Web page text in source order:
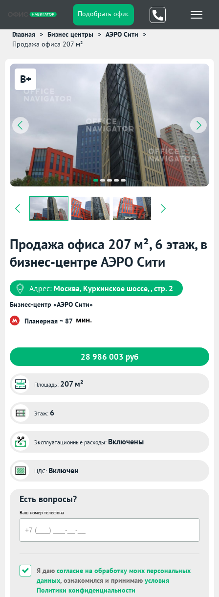
Подобрать офис
Главная Бизнес центры
АЭРО Сити
Продажа офиса 207 м²
B+
Продажа офиса 207 м², 6 этаж, в
бизнес-центре АЭРО Сити
Адрес: Москва, Куркинское шоссе, , стр. 2
Бизнес-центр «АЭРО Сити»
Планерная ~ 87
28 986 003 руб
Площадь: 207 м²
Этаж: 6
Эксплуатационные расходы: Включены
НДС: Включен
Есть вопросы?
Ваш номер телефона
Я даю согласие на обработку моих персональных
данных, ознакомился и принимаю условия
Политики конфиденциальности